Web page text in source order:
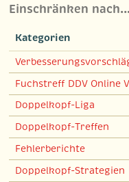
Einschränken nach…
Kategorien
Fuchstreff DDV Online
Doppelkopf-Liga
Doppelkopf-Treffen
Fehlerberichte
Doppelkopf-Strategien